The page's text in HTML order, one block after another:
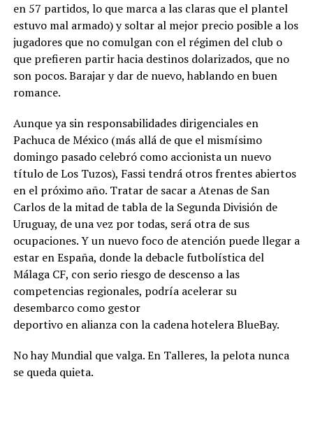
en 57 partidos, lo que marca a las claras que el plantel
estuvo mal armado) y soltar al mejor precio posible a los
jugadores que no comulgan con el régimen del club o
que prefieren partir hacia destinos dolarizados, que no
son pocos. Barajar y dar de nuevo, hablando en buen
romance.
Aunque ya sin responsabilidades dirigenciales en
Pachuca de México (más allá de que el mismísimo
domingo pasado celebró como accionista un nuevo
título de Los Tuzos), Fassi tendrá otros frentes abiertos
en el próximo año. Tratar de sacar a Atenas de San
Carlos de la mitad de tabla de la Segunda División de
Uruguay, de una vez por todas, será otra de sus
ocupaciones. Y un nuevo foco de atención puede llegar a
estar en España, donde la debacle futbolística del
Málaga CF, con serio riesgo de descenso a las
competencias regionales, podría acelerar su
desembarco como gestor
deportivo en alianza con la cadena hotelera BlueBay.
No hay Mundial que valga. En Talleres, la pelota nunca
se queda quieta.